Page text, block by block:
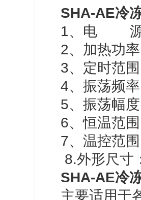
SHA-AE冷
1、电 源
2、加热功
3、定时范
4、振荡频
5、振荡幅
6、恒温范
7、温控范
8.外形尺寸
SHA-AE冷
主要适用于